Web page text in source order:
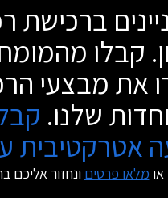
קבלו
את מבצעי
שלנו.
אטרקטיבית
מלאו פרטים ונחזור אליכם